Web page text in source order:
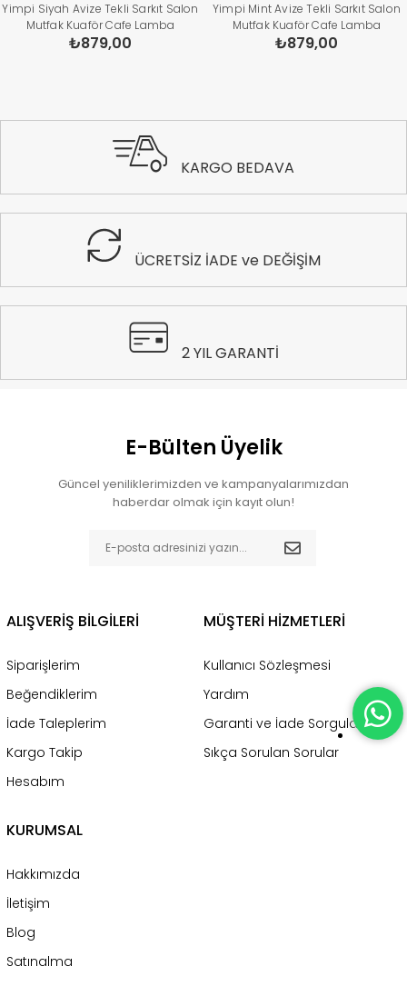
Yimpi Siyah Avize Tekli Sarkıt Salon
Mutfak Kuaför Cafe Lamba
Dekoratif Aydınlatma Pastane
₺879,00
Yimpi Mint Avize Tekli Sarkıt Salon
Mutfak Kuaför Cafe Lamba
Dekoratif Aydınlatma Pastane
₺879,00
KARGO BEDAVA
ÜCRETSİZ İADE ve DEĞİŞİM
2 YIL GARANTİ
E-Bülten Üyelik
Güncel yeniliklerimizden ve kampanyalarımızdan
haberdar olmak için kayıt olun!
ALIŞVERİŞ BİLGİLERİ
Siparişlerim
Beğendiklerim
İade Taleplerim
Kargo Takip
Hesabım
MÜŞTERİ HİZMETLERİ
Kullanıcı Sözleşmesi
Yardım
Garanti ve İade Sorgulama
Sıkça Sorulan Sorular
KURUMSAL
Hakkımızda
İletişim
Blog
Satınalma